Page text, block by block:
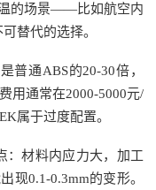
的场景——比如航空内
替代的选择。
普通ABS的20-30倍，
用通常在2000-5000元/
属于过度配置。
：材料内应力大，加工
现0.1-0.3mm的变形。